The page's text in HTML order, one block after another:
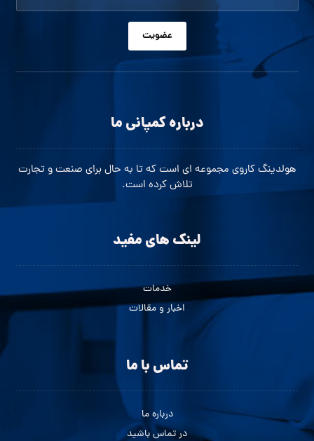
عضویت
درباره کمپانی ما
هولدینگ کاروی مجموعه ای است که تا به حال برای صنعت و تجارت
تلاش کرده است.
لینک های مفید
خدمات
اخبار و مقالات
تماس با ما
درباره ما
در تماس باشید